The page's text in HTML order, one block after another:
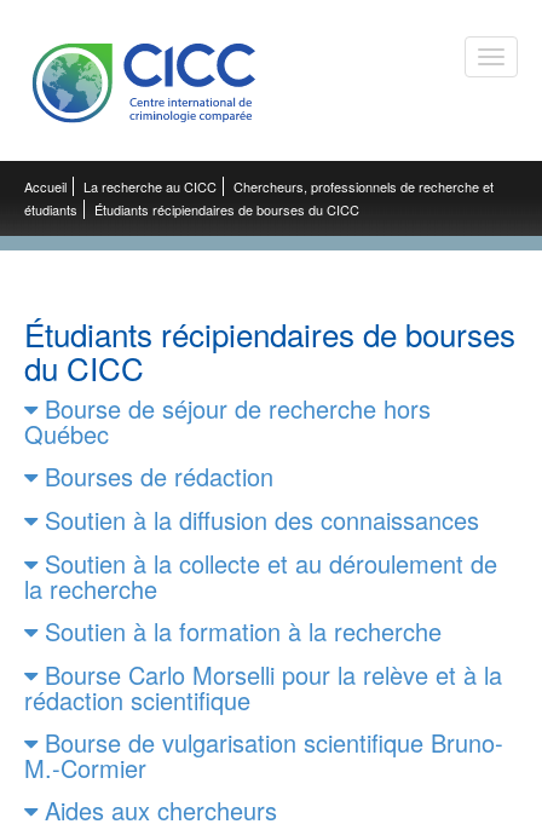
Toggle
Accueil La recherche au CICC
Chercheurs, professionnels de recherche et
étudiants
Étudiants récipiendaires de bourses du CICC
Étudiants récipiendaires de bourses
du CICC
Bourse de séjour de recherche hors
Québec
Bourses de rédaction
Soutien à la diffusion des connaissances
Soutien à la collecte et au déroulement de
la recherche
Soutien à la formation à la recherche
Bourse Carlo Morselli pour la relève et à la
rédaction scientifique
Bourse de vulgarisation scientifique Bruno-
M.-Cormier
Aides aux chercheurs